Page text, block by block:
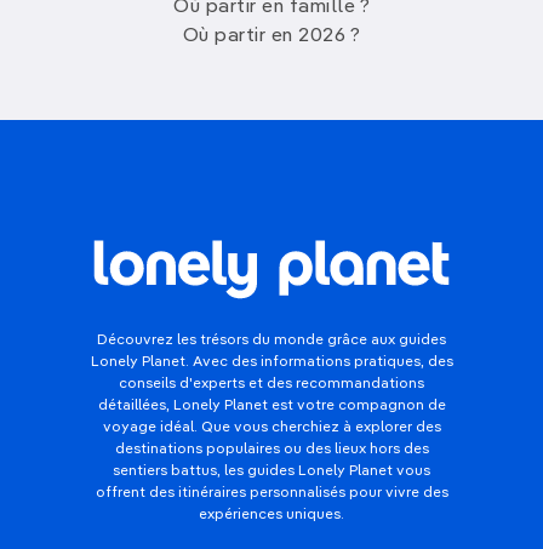
Où partir en famille ?
Où partir en 2026 ?
Découvrez les trésors du monde grâce aux guides
Lonely Planet. Avec des informations pratiques, des
conseils d'experts et des recommandations
détaillées, Lonely Planet est votre compagnon de
voyage idéal. Que vous cherchiez à explorer des
destinations populaires ou des lieux hors des
sentiers battus, les guides Lonely Planet vous
offrent des itinéraires personnalisés pour vivre des
expériences uniques.